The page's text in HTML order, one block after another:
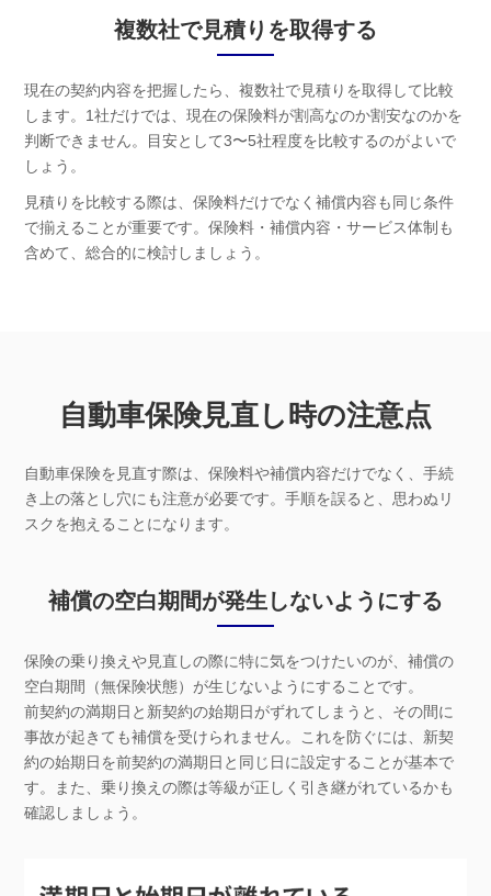
複数社で見積りを取得する
現在の契約内容を把握したら、複数社で見積りを取得して比較
します。1社だけでは、現在の保険料が割高なのか割安なのかを
判断できません。目安として3〜5社程度を比較するのがよいで
しょう。
見積りを比較する際は、保険料だけでなく補償内容も同じ条件
で揃えることが重要です。保険料・補償内容・サービス体制も
含めて、総合的に検討しましょう。
自動車保険見直し時の注意点
自動車保険を見直す際は、保険料や補償内容だけでなく、手続
き上の落とし穴にも注意が必要です。手順を誤ると、思わぬリ
スクを抱えることになります。
補償の空白期間が発生しないようにする
保険の乗り換えや見直しの際に特に気をつけたいのが、補償の
空白期間（無保険状態）が生じないようにすることです。
前契約の満期日と新契約の始期日がずれてしまうと、その間に
事故が起きても補償を受けられません。これを防ぐには、新契
約の始期日を前契約の満期日と同じ日に設定することが基本で
す。また、乗り換えの際は等級が正しく引き継がれているかも
確認しましょう。